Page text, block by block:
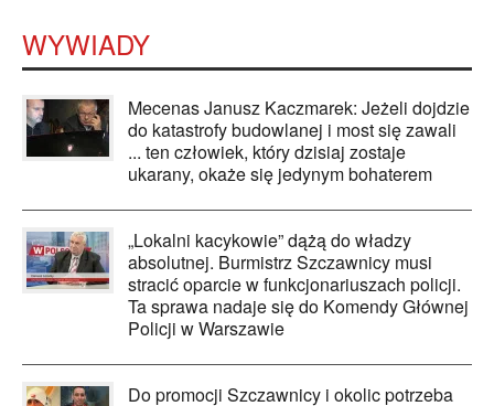
WYWIADY
Mecenas Janusz Kaczmarek: Jeżeli dojdzie
do katastrofy budowlanej i most się zawali
... ten człowiek, który dzisiaj zostaje
ukarany, okaże się jedynym bohaterem
„Lokalni kacykowie” dążą do władzy
absolutnej. Burmistrz Szczawnicy musi
stracić oparcie w funkcjonariuszach policji.
Ta sprawa nadaje się do Komendy Głównej
Policji w Warszawie
Do promocji Szczawnicy i okolic potrzeba